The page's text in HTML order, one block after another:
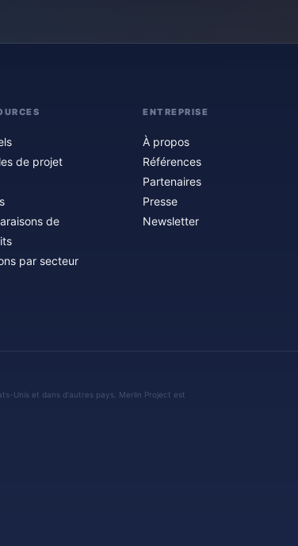
de projet
de
par secteur
ENTREPRISE
À propos
Références
Partenaires
Presse
Newsletter
Unis et dans d'autres pays. Merlin Project est